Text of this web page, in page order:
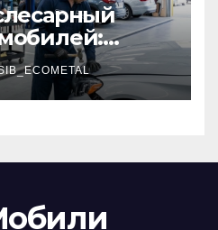
работ